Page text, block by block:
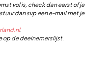
vol is, check dan eerst of je
dan svp een e-mail met je
.
op de deelnemerslijst.